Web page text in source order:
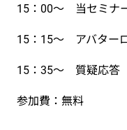
15：00～ 当セミナ
15：15～ アバター
15：35～ 質疑応答
参加費：無料